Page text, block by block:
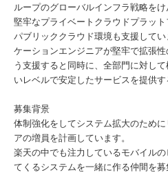
ループのグローバルインフラ戦略をけ
堅牢なプライベートクラウドプラッ
パブリッククラウド環境も支援して
ケーションエンジニアが堅牢で拡張
う支援すると同時に、全部門に対し
いレベルで安定したサービスを提供す
募集背景
体制強化をしてシステム拡大のため
アの増員を計画しています。
楽天の中でも注力しているモバイル
てくるシステムを一緒に作る仲間を募